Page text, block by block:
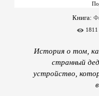
Книга:
1811
История о том,
странный
устройство,